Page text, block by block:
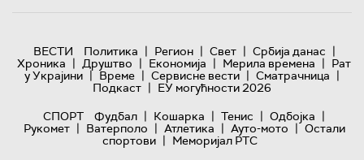
ВЕСТИ Политика | Регион | Свет | Србија данас |
Хроника | Друштво | Економија | Мерила времена | Рат
у Украјини | Време | Сервисне вести | Сматрачница |
Подкаст | ЕУ могућности 2026
СПОРТ
Фудбал | Кошарка | Тенис | Одбојка |
Рукомет | Ватерполо | Атлетика | Ауто-мото | Остали
спортови | Меморијал РТС